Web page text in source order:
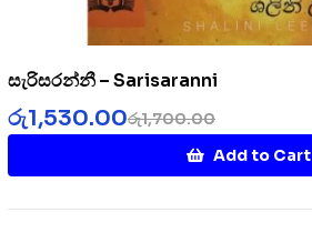
සැරිසරන්නී – Sarisaranni
රු1,700.00
රු1,530.00
Add to Cart